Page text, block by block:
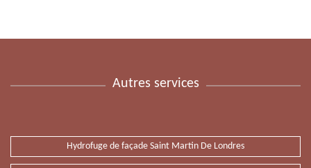
Autres services
Hydrofuge de façade Saint Martin De Londres